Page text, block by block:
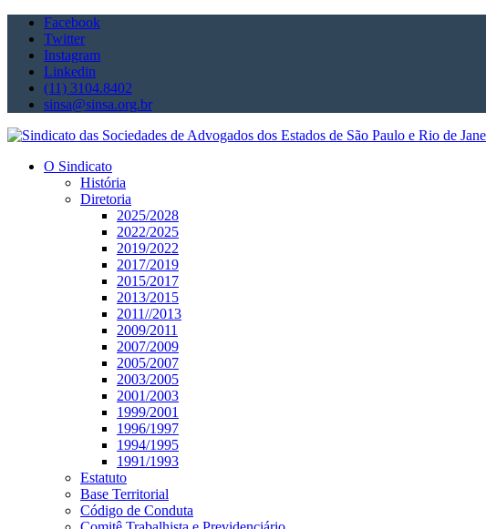
Facebook
Twitter
Instagram
Linkedin
(11) 3104.8402
sinsa@sinsa.org.br
O Sindicato
História
Diretoria
2025/2028
2022/2025
2019/2022
2017/2019
2015/2017
2013/2015
2011//2013
2009/2011
2007/2009
2005/2007
2003/2005
2001/2003
1999/2001
1996/1997
1994/1995
1991/1993
Estatuto
Base Territorial
Código de Conduta